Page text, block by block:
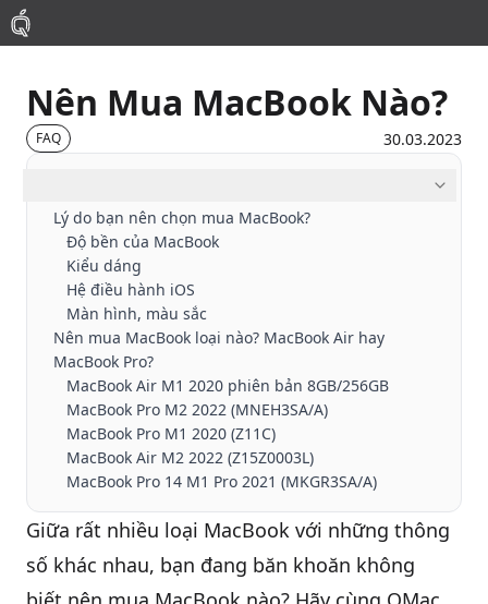
Mac
MacBook Pro
MacBook Air
Phụ Kiện
Thu Mua
Sửa Chữa
Thay Linh Kiện
QBlog
Nên Mua MacBook Nào?
FAQ 30.03.2023
Lý do bạn nên chọn mua MacBook?
Độ bền của MacBook
Kiểu dáng
Hệ điều hành iOS
Màn hình, màu sắc
Nên mua MacBook loại nào? MacBook Air hay
MacBook Pro?
MacBook Air M1 2020 phiên bản 8GB/256GB
MacBook Pro M2 2022 (MNEH3SA/A)
MacBook Pro M1 2020 (Z11C)
MacBook Air M2 2022 (Z15Z0003L)
MacBook Pro 14 M1 Pro 2021 (MKGR3SA/A)
Giữa rất nhiều loại MacBook với những thông
số khác nhau, bạn đang băn khoăn không